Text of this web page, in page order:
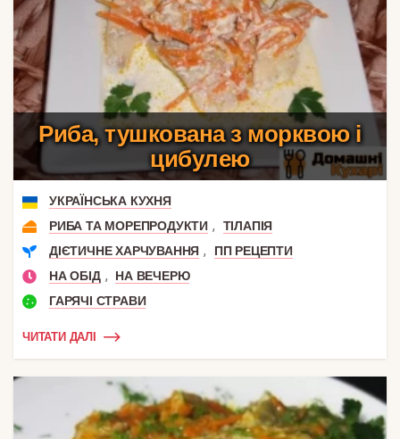
Риба, тушкована з морквою і
цибулею
УКРАЇНСЬКА КУХНЯ
РИБА ТА МОРЕПРОДУКТИ ,
ТІЛАПІЯ
ДІЄТИЧНЕ ХАРЧУВАННЯ ,
ПП РЕЦЕПТИ
НА ОБІД ,
НА ВЕЧЕРЮ
ГАРЯЧІ СТРАВИ
ЧИТАТИ ДАЛІ